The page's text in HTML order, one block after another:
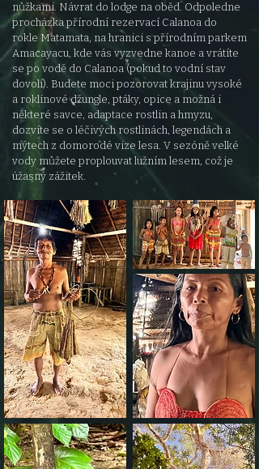
nůžkami. Návrat do lodge na oběd. Odpoledne
procházka přírodní rezervací Calanoa do
rokle Matamata, na hranici s přírodním parkem
Amacayacu, kde vás vyzvedne kanoe a vrátíte
se po vodě do Calanoa (pokud to vodní stav
dovolí). Budete moci pozorovat krajinu vysoké
a roklinové džungle, ptáky, opice a možná i
některé savce, adaptace rostlin a hmyzu,
dozvíte se o léčivých rostlinách, legendách a
mýtech z domorodé vize lesa. V sezóně velké
vody můžete proplouvat lužním lesem, což je
úžasný zážitek.